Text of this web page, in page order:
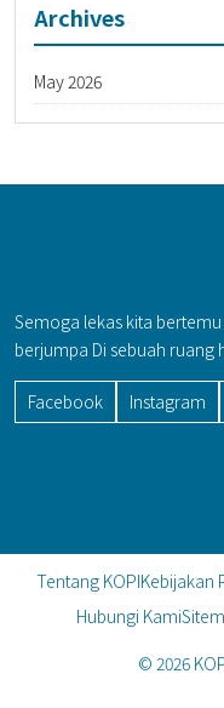
Archives
May 2026
Semoga lekas kita
berjumpa Di sebuah ruang
Facebook Instagram
Tentang KOPIKebijakan
Hubungi Kami
© 2026